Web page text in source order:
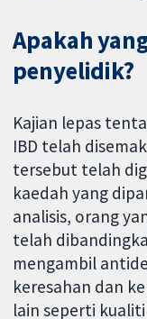
Apakah
penyelidik?
Kajian lepas
IBD telah
tersebut telah
kaedah yang
analisis, orang
telah
mengambil
keresahan dan
lain seperti